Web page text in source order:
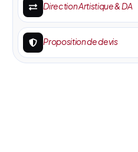
Direction Artistique & DA
Proposition de devis